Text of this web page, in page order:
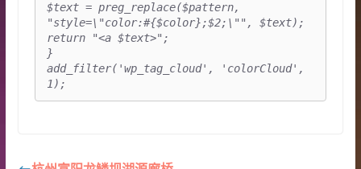
$text = preg_replace($pattern,
"style=\"color:#{$color};$2;\"", $text);
return "<a $text>";
}
add_filter('wp_tag_cloud', 'colorCloud',
1);